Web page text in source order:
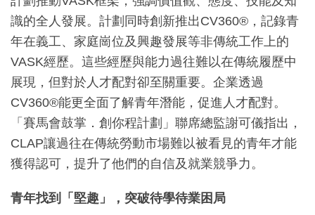
識的全人發展。計劃同時創新推出CV360®，記錄青
年在義工、家庭崗位及興趣發展等非傳統工作上的
VASK經歷。這些經歷與能力過往難以在傳統履歷中
展現，但對於人才配對卻至關重要。企業透過
CV360®能更全面了解青年潛能，促進人才配對。
「賽馬會鼓掌．創你程計劃」聯席總監謝可儀指出，
CLAP讓過往在傳統勞動市場難以被看見的青年才能
獲得認可，提升了他們的自信及就業競爭力。
青年找到「堅趣」，突破待學待業困局